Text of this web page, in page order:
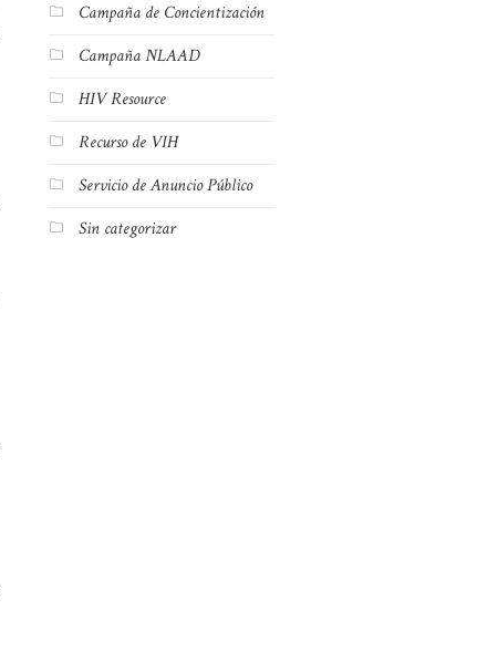
Campaña de Concientización
Campaña NLAAD
HIV Resource
Recurso de VIH
Servicio de Anuncio Público
Sin categorizar